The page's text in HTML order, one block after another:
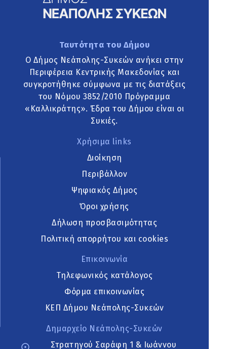
Ταυτότητα του Δήμου
Ο Δήμος Νεάπολης-Συκεών ανήκει στην
Περιφέρεια Κεντρικής Μακεδονίας και
συγκροτήθηκε σύμφωνα με τις διατάξεις
του Νόμου 3852/2010 Πρόγραμμα
«Καλλικράτης». Έδρα του Δήμου είναι οι
Συκιές.
Χρήσιμα links
Διοίκηση
Περιβάλλον
Ψηφιακός Δήμος
Όροι χρήσης
Δήλωση προσβασιμότητας
Πολιτική απορρήτου και cookies
Επικοινωνία
Τηλεφωνικός κατάλογος
Φόρμα επικοινωνίας
ΚΕΠ Δήμου Νεάπολης-Συκεών
Δημαρχείο Νεάπολης-Συκεών
Στρατηγού Σαράφη 1 & Ιωάννου